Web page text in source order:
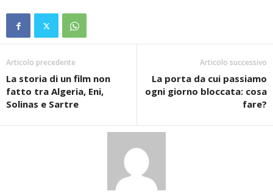
Articolo precedente
La storia di un film non
fatto tra Algeria, Eni,
Solinas e Sartre
Articolo successivo
La porta da cui passiamo
ogni giorno bloccata: cosa
fare?